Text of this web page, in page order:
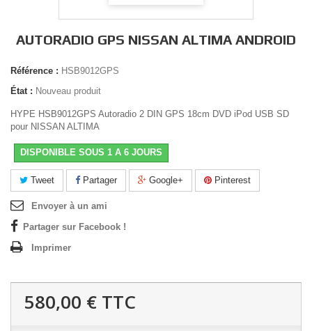
AUTORADIO GPS NISSAN ALTIMA ANDROID
Référence : HSB9012GPS
État : Nouveau produit
HYPE HSB9012GPS Autoradio 2 DIN GPS 18cm DVD iPod USB SD
pour NISSAN ALTIMA
DISPONIBLE SOUS 1 A 6 JOURS
Tweet Partager Google+ Pinterest
Envoyer à un ami
Partager sur Facebook !
Imprimer
580,00 € TTC